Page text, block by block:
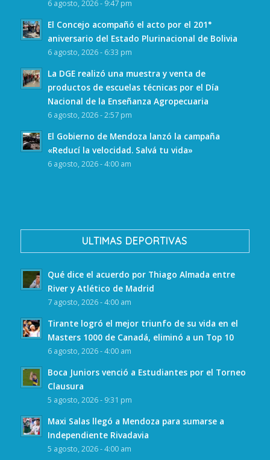
6 agosto, 2026 - 9:47 pm
El Concejo acompañó el acto por el 201°
aniversario del Estado Plurinacional de Bolivia
6 agosto, 2026 - 6:33 pm
La DGE realizó una muestra y venta de
productos de escuelas técnicas por el Día
Nacional de la Enseñanza Agropecuaria
6 agosto, 2026 - 2:57 pm
El Gobierno de Mendoza lanzó la campaña
«Reducí la velocidad. Salvá tu vida»
6 agosto, 2026 - 4:00 am
ULTIMAS DEPORTIVAS
Qué dice el acuerdo por Thiago Almada entre
River y Atlético de Madrid
7 agosto, 2026 - 4:00 am
Tirante logró el mejor triunfo de su vida en el
Masters 1000 de Canadá, eliminó a un Top 10
6 agosto, 2026 - 4:00 am
Boca Juniors venció a Estudiantes por el Torneo
Clausura
5 agosto, 2026 - 9:31 pm
Maxi Salas llegó a Mendoza para sumarse a
Independiente Rivadavia
5 agosto, 2026 - 4:00 am